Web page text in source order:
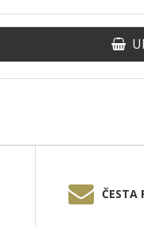
ČESTA